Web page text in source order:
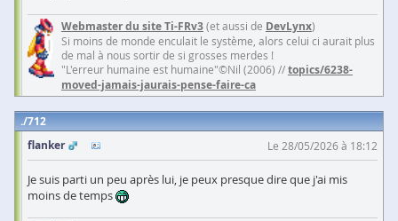
Webmaster du site Ti-FRv3(et aussi de DevLynx)
Si moins de monde enculait le système, alors celui ci aurait plus
de mal à nous sortir de si grosses merdes !
"L'erreur humaine est humaine"©Nil (2006) //topics/6238-
moved-jamais-jaurais-pense-faire-ca
712
flanker
Le 28/05/2026 à 18:12
Je suis parti un peu après lui, je peux presque dire que j'ai mis
moins de temps